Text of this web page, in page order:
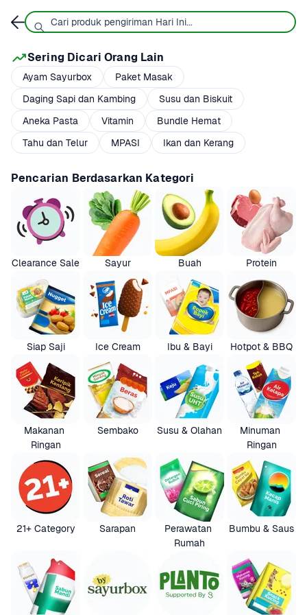
Sering Dicari Orang Lain
Ayam Sayurbox
Paket Masak
Daging Sapi dan Kambing
Susu dan Biskuit
Aneka Pasta
Vitamin
Bundle Hemat
Tahu dan Telur
MPASI Ikan dan Kerang
Pencarian Berdasarkan Kategori
Clearance Sale Sayur Buah Protein
Siap Saji Ice Cream Ibu & Bayi Hotpot & BBQ
Makanan
Ringan
Sembako Susu & Olahan
Minuman
Ringan
21+ Category Sarapan
Perawatan
Rumah
Bumbu & Saus